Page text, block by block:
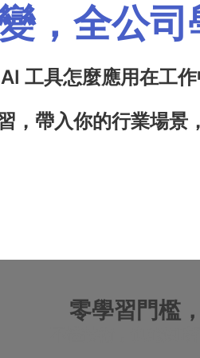
，全公司
工具怎麼應用在工作
，帶入你的行業場景
零學習門檻